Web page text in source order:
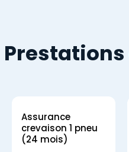
Prestations
Assurance
crevaison 1 pneu
(24 mois)